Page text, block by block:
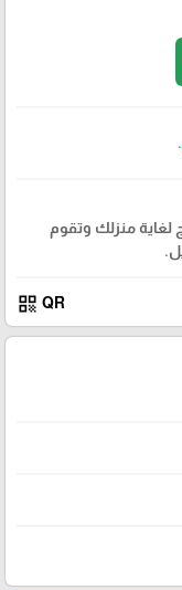
لغاية منزلك وتقوم
QR
qr_code